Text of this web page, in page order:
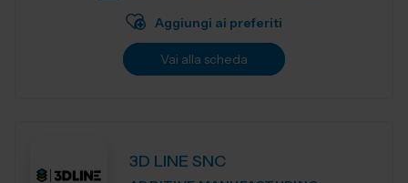
Aggiungi ai preferiti
Vai alla scheda
3D LINE SNC